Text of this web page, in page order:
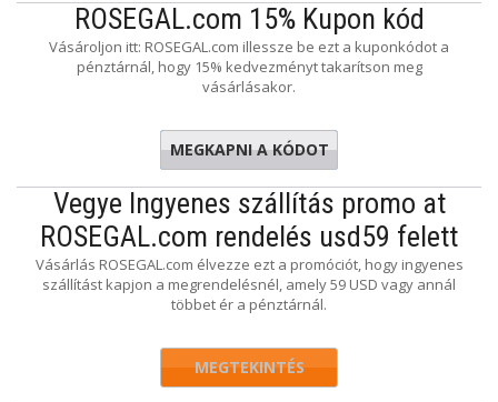
ROSEGAL.com 15% Kupon kód
Vásároljon itt: ROSEGAL.com illessze be ezt a kuponkódot a
pénztárnál, hogy 15% kedvezményt takarítson meg
vásárlásakor.
laura23
MEGKAPNI A KÓDOT
Vegye Ingyenes szállítás promo at
ROSEGAL.com rendelés usd59 felett
Vásárlás ROSEGAL.com élvezze ezt a promóciót, hogy ingyenes
szállítást kapjon a megrendelésnél, amely 59 USD vagy annál
többet ér a pénztárnál.
MEGTEKINTÉS